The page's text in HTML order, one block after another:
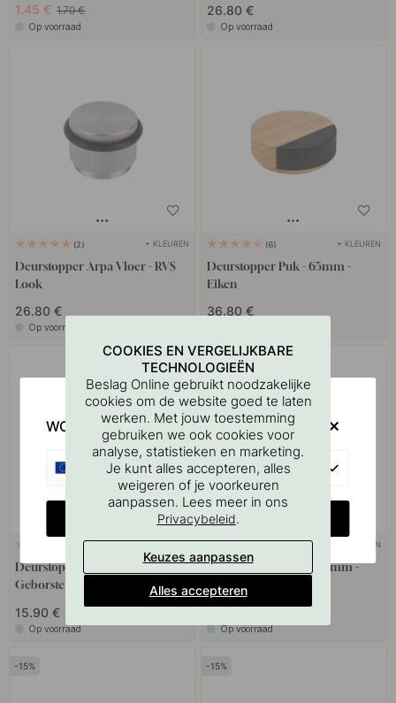
1.45 € 1.70 €
Op voorraad
26.80 €
Op voorraad
2 + KLEUREN
Deurstopper Arpa Vloer - RVS
Look
26.80 €
Op voorraad
6 + KLEUREN
Deurstopper Puk - 65mm -
Eiken
36.80 €
+ KLEUREN
Deurstopper Graf - 27mm -
Geborsteld Zwart
15.90 €
Op voorraad
15
2 + KLEUREN
Doucherek Hold - 600mm -
Wit
103.19 €
Op voorraad
15 15
COOKIES EN VERGELIJKBARE
TECHNOLOGIEËN
Beslag Online gebruikt noodzakelijke
cookies om de website goed te laten
werken. Met jouw toestemming
gebruiken we ook cookies voor
analyse, statistieken en marketing.
Je kunt alles accepteren, alles
weigeren of je voorkeuren
aanpassen. Lees meer in ons
Privacybeleid.
Keuzes aanpassen
Alles accepteren
WOULD YOU RATHER VISIT?
CHANGE COUNTRY